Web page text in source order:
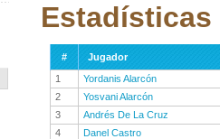
#
Jugador
1
Yordanis Alarcón
2
Yosvani Alarcón
3
Andrés De La Cruz
4
Danel Castro